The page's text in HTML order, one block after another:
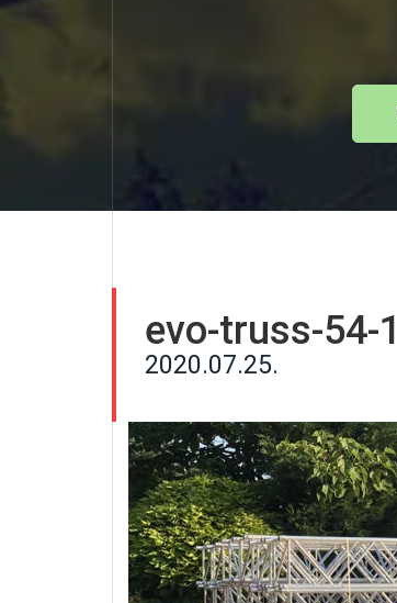
evo-truss-54-1
2020.07.25.